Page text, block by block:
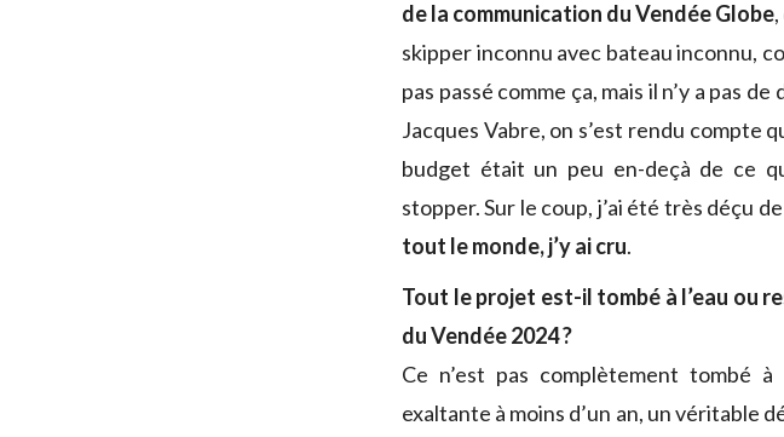
de la communication du Vendée Globe
skipper inconnu avec bateau inconnu,
pas passé comme ça, mais il n’y a pas
Jacques Vabre, on s’est rendu compte
budget était un peu en-deçà de ce
stopper. Sur le coup, j’ai été très déçu
tout le monde, j’y ai cru.
Tout le projet est-il tombé à l’eau ou
du Vendée 2024 ?
Ce n’est pas complètement tombé à
exaltante à moins d’un an, un véritable